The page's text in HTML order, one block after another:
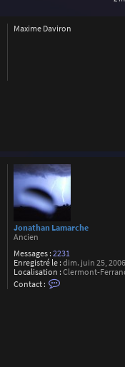
Maxime Daviron
Jonathan Lamarche
Ancien
Messages : 2231
Enregistré le : dim. juin 25,
Localisation : Clermont-
Contact :